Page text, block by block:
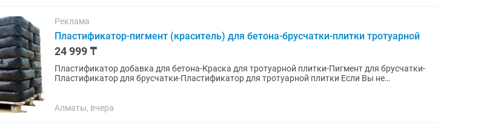
Реклама
Пластификатор-пигмент (краситель) для бетона-брусчатки-плитки тротуарной
24 999 ₸
Пластификатор добавка для бетона-Краска для тротуарной плитки-Пигмент для брусчатки-
Пластификатор для брусчатки-Пластификатор для тротуарной плитки Если Вы не
Алматы, вчера